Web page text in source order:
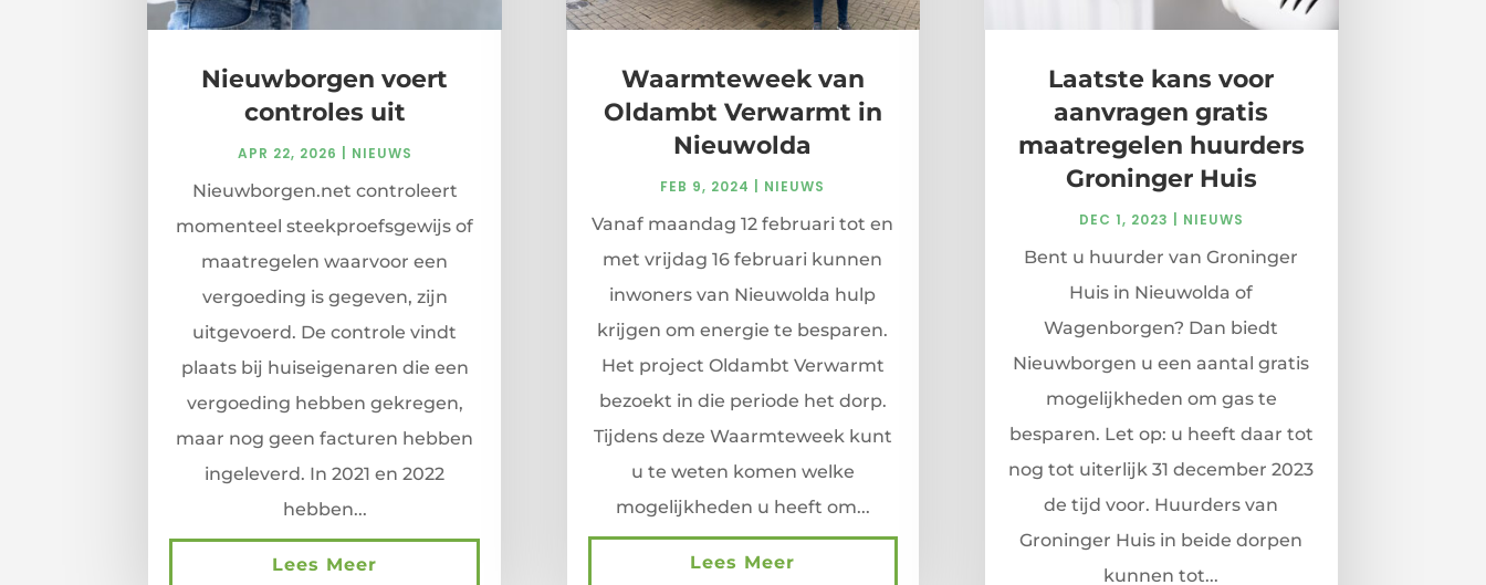
Nieuwborgen voert
controles uit
APR 22, 2026 NIEUWS
Nieuwborgen.net controleert
momenteel steekproefsgewijs of
maatregelen waarvoor een
vergoeding is gegeven, zijn
uitgevoerd. De controle vindt
plaats bij huiseigenaren die een
vergoeding hebben gekregen,
maar nog geen facturen hebben
ingeleverd. In 2021 en 2022
hebben...
Lees Meer
Waarmteweek van
Oldambt Verwarmt in
Nieuwolda
FEB 9, 2024 NIEUWS
Vanaf maandag 12 februari tot en
met vrijdag 16 februari kunnen
inwoners van Nieuwolda hulp
krijgen om energie te besparen.
Het project Oldambt Verwarmt
bezoekt in die periode het dorp.
Tijdens deze Waarmteweek kunt
u te weten komen welke
mogelijkheden u heeft om...
Lees Meer
Laatste kans voor
aanvragen gratis
maatregelen huurders
Groninger Huis
DEC 1, 2023 NIEUWS
Bent u huurder van Groninger
Huis in Nieuwolda of
Wagenborgen? Dan biedt
Nieuwborgen u een aantal gratis
mogelijkheden om gas te
besparen. Let op: u heeft daar tot
nog tot uiterlijk 31 december 2023
de tijd voor. Huurders van
Groninger Huis in beide dorpen
kunnen tot...